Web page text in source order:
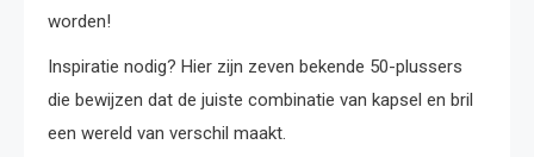
worden!
Inspiratie nodig? Hier zijn zeven bekende 50-plussers
die bewijzen dat de juiste combinatie van kapsel en bril
een wereld van verschil maakt.